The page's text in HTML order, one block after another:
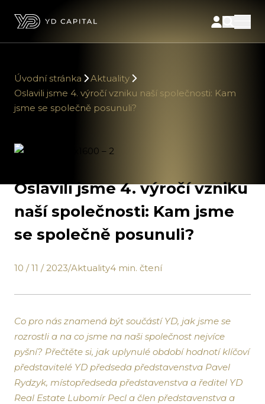
Úvodní stránka
Aktuality
Oslavili jsme 4. výročí vzniku naší společnosti: Kam
jsme se společně posunuli?
Oslavili jsme 4. výročí vzniku
naší společnosti: Kam jsme
se společně posunuli?
10 / 11 / 2023/Aktuality4 min. čtení
Co pro nás znamená být součástí YD, jak jsme se
rozrostli a na co jsme na naši společnost nejvíce
pyšní? Přečtěte si, jak uplynulé období hodnotí klíčoví
představitelé YD předseda představenstva Pavel
Rydzyk, místopředseda představenstva a ředitel YD
Real Estate Lubomír Pecl a člen představenstva a